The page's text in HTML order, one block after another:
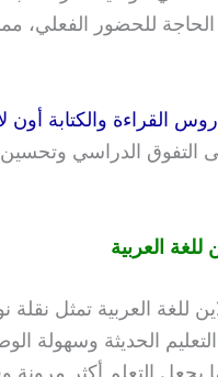
للحضور الفعلي، مما
القراءة والكتابة أون
التفوق الدراسي
للغة العربية
للغة العربية تمثل
الحديثة وسهولة
التعلم أكثر مرونة